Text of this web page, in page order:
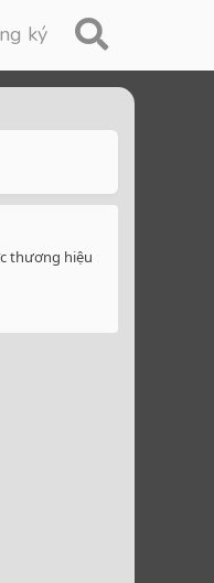
ký
thương hiệu